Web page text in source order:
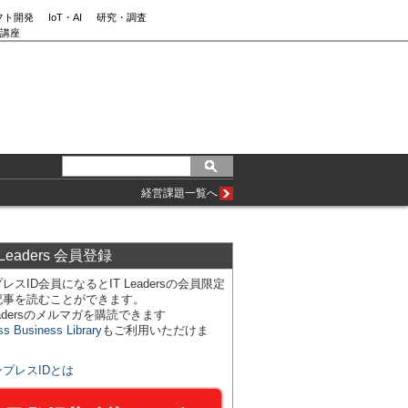
ト開発 IoT・AI
研究・調査
座
経営課題一覧へ
会員登録
スID会員になるとIT Leadersの会員限定
を読むことができます。
のメルマガを購読できます
Business Libraryもご利用いただけま
プレスIDとは